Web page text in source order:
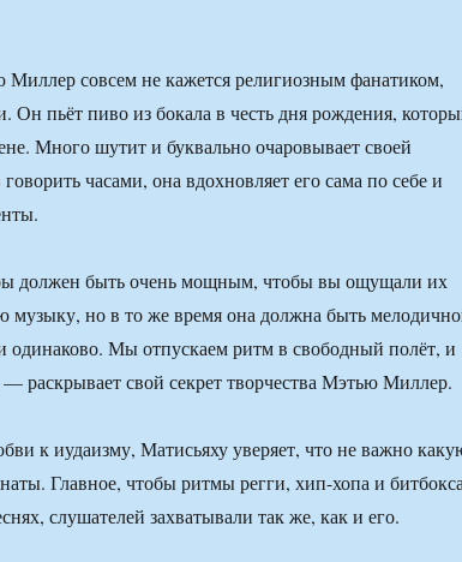
совсем не кажется религиозным фанатиком,
Он пьёт пиво из бокала в честь дня рождения,
Много шутит и буквально очаровывает своей
часами, она вдохновляет его сама по себе и
должен быть очень мощным, чтобы вы ощущали их
но в то же время она должна быть
одинаково. Мы отпускаем ритм в свободный полёт, и
раскрывает свой секрет творчества Мэтью Миллер.
к иудаизму, Матисьяху уверяет, что не важно
Главное, чтобы ритмы регги, хип-хопа и
слушателей захватывали так же, как и его.